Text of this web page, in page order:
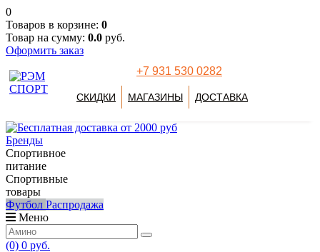
0
Товаров в корзине: 0
Товар на сумму: 0.0 руб.
Оформить заказ
+7 931 530 0282
СКИДКИ МАГАЗИНЫ ДОСТАВКА
Бренды
Спортивное
питание
Спортивные
товары
Футбол Распродажа
Меню
(0) 0 руб.